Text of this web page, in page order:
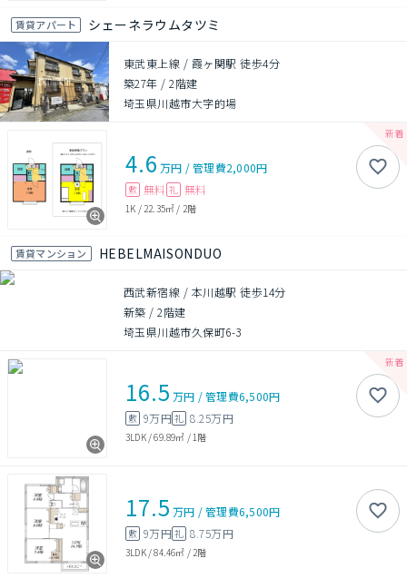
賃貸アパート シェーネラウムタツミ
東武東上線 / 霞ヶ関駅 徒歩4分
築27年 /2階建
埼玉県川越市大字的場
4.6 万円 /管理費2,000円
敷 無料 礼 無料
1K / 22.35㎡ / 2階
賃貸マンション HEBELMAISONDUO
西武新宿線 / 本川越駅 徒歩14分
新築 /2階建
埼玉県川越市久保町6-3
16.5 万円 /管理費6,500円
敷 9万円礼 8.25万円
3LDK/69.89㎡ / 1階
17.5 万円 /管理費6,500円
敷 9万円礼 8.75万円
3LDK/84.46㎡ / 2階